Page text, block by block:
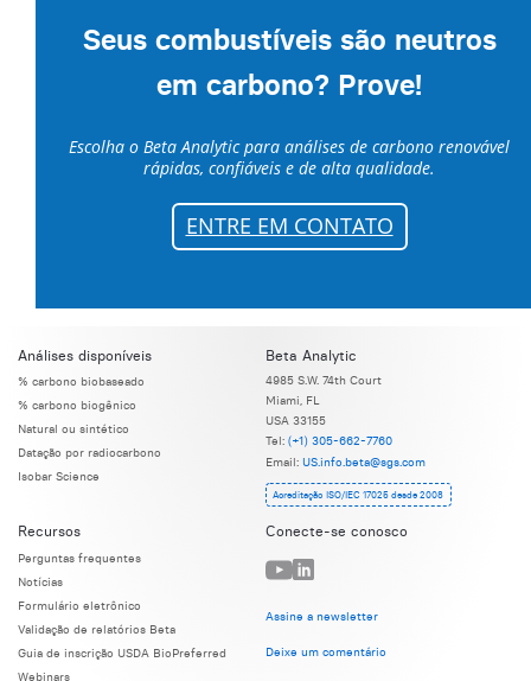
Seus combustíveis são neutros
em carbono? Prove!
Escolha o Beta Analytic para análises de carbono renovável
rápidas, confiáveis e de alta qualidade.
ENTRE EM CONTATO